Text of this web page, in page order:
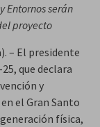
Entornos serán
proyecto
– El presidente
que declara
y
el Gran Santo
física,